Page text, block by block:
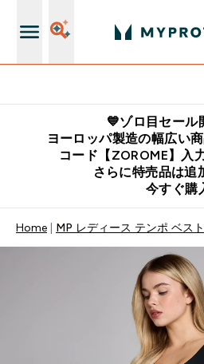
💙ゾロ目セール
ヨーロッパ製造の幅広い
コード【ZOROME】入
さらに特売品は追
今すぐ購
Home MP レディース テンポ ベス